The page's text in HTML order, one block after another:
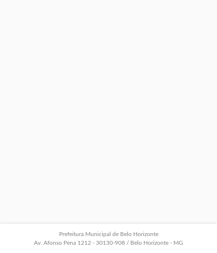
Prefeitura Municipal de Belo Horizonte
Av. Afonso Pena 1212 - 30130-908 / Belo Horizonte - MG